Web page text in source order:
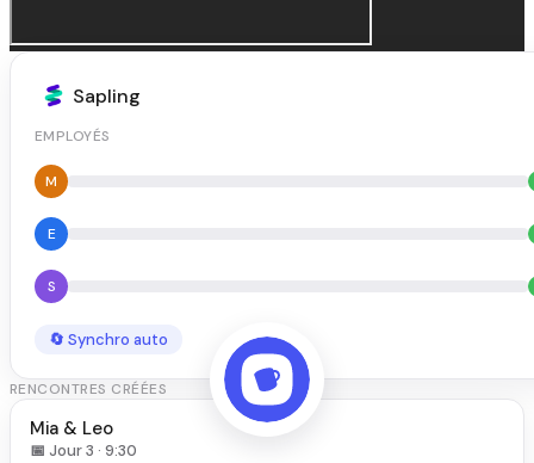
Sapling
EMPLOYÉS
M
E
S
🔄 Synchro auto
RENCONTRES CRÉÉES
Mia & Leo
📅 Jour 3 · 9:30